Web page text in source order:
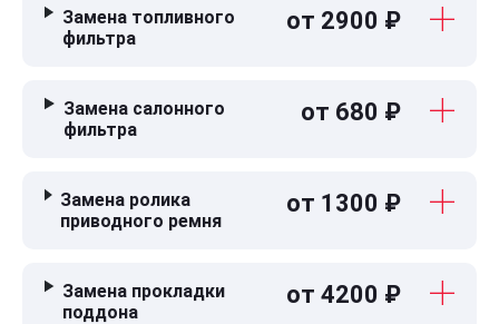
Замена топливного
фильтра
от 2900 ₽
Замена салонного
фильтра
от 680 ₽
Замена ролика
приводного ремня
от 1300 ₽
Замена прокладки
поддона
от 4200 ₽